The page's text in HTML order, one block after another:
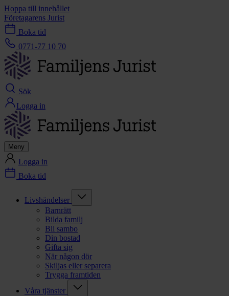
Hoppa till innehållet
Företagarens Jurist
Boka tid
0771-77 10 70
Sök
Logga in
Meny
Logga in
Boka tid
Livshändelser
Barnrätt
Bilda familj
Bli sambo
Din bostad
Gifta sig
När någon dör
Skiljas eller separera
Trygga framtiden
Våra tjänster